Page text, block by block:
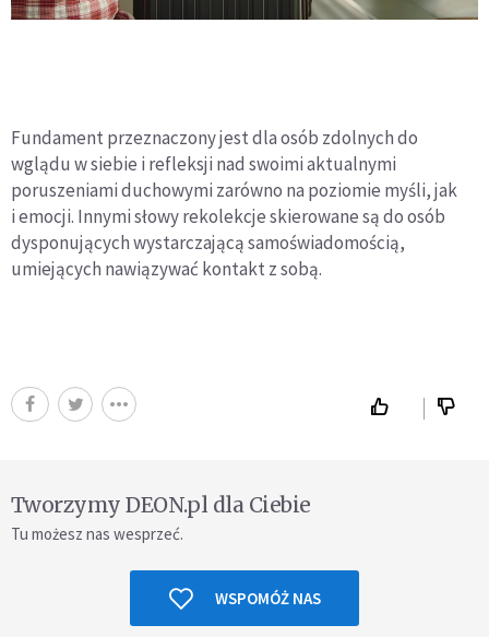
Fundament przeznaczony jest dla osób zdolnych do
wglądu w siebie i refleksji nad swoimi aktualnymi
poruszeniami duchowymi zarówno na poziomie myśli, jak
i emocji. Innymi słowy rekolekcje skierowane są do osób
dysponujących wystarczającą samoświadomością,
umiejących nawiązywać kontakt z sobą.
Tworzymy DEON.pl dla Ciebie
Tu możesz nas wesprzeć.
WSPOMÓŻ NAS